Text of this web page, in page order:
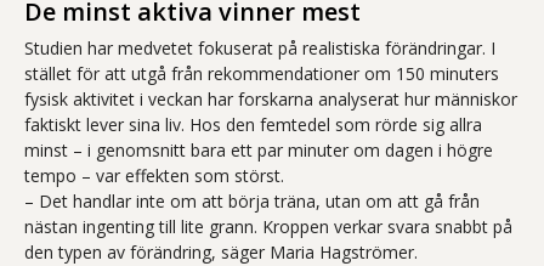
De minst aktiva vinner mest
Studien har medvetet fokuserat på realistiska förändringar. I
stället för att utgå från rekommendationer om 150 minuters
fysisk aktivitet i veckan har forskarna analyserat hur människor
faktiskt lever sina liv. Hos den femtedel som rörde sig allra
minst – i genomsnitt bara ett par minuter om dagen i högre
tempo – var effekten som störst.
– Det handlar inte om att börja träna, utan om att gå från
nästan ingenting till lite grann. Kroppen verkar svara snabbt på
den typen av förändring, säger Maria Hagströmer.